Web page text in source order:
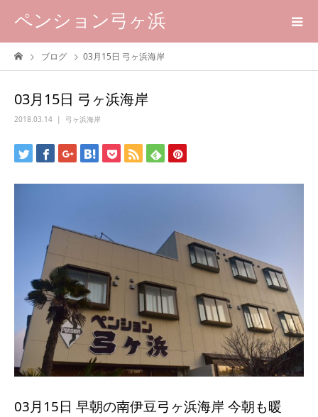
ペンション弓ヶ浜
ブログ 03月15日 弓ヶ浜海岸
03月15日 弓ヶ浜海岸
2018.03.14 弓ヶ浜海岸
03月15日 早朝の南伊豆弓ヶ浜海岸 今朝も暖